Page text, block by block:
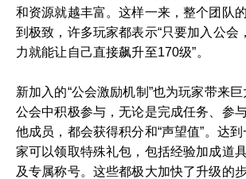
和资源就越丰富。这样一来，整个团队
到极致，许多玩家都表示“只要加入公会
力就能让自己直接飙升至170级”。
新加入的“公会激励机制”也为玩家带来
公会中积极参与，无论是完成任务、参
他成员，都会获得积分和“声望值”。达
家可以领取特殊礼包，包括经验加成道
及专属称号。这些都极大加快了升级的步